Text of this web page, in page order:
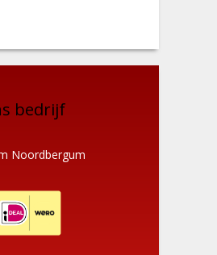
bedrijf
Noordbergum